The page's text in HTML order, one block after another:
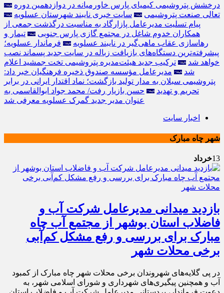
درخشش پتروشیمی کیمیای پارس خاورمیانه در دوازدهمین دوره
تعالی صنعت پتروشیمی
سایت خبری نایبند شهرستان عسلویه
پیام تسلیت مدیرعامل پازارگاد به مناسبت درگذشت جمعی از
همکاران خدوم شاغل در مجتمع گازی پارس جنوبی
تیمار و
رهاسازی عقاب ماهی‌گیر در نایبند عسلویه
فرماندار عسلویه؛
پیشرفته‌ترین دستگاه‌های بازیافت زباله در سایت جدید پسماند نصب
خواهد شد
ترکیب جدید هیئت‌مدیره پتروشیمی تخت جمشید اعلام
شد
مدیرعامل مؤسسه صندوق ذخیره فرهنگیان خبر داد:
پتروشیمی سبلان به مدار تولید بازگشت؛ نماد اقتدار ایرانی در برابر
تحریم و تهدید
حسن بازیار رفت/ محمد جواد ابوالقاسمی به
عنوان مدیر جدید گمرک عسلویه معرفی شد
اخبار سایت
شهر چاه مبارک
13خرداد
بازدید میدانی مدیرعامل شرکت آب و
فاضلاب استان بوشهر از مجتمع آب چاه
مبارک برای بررسی و رفع مشکل کم‌آبی
برخی محلات شهر
در پی گلایه‌های شهروندان برخی محلات شهر چاه مبارک از کمبود
آب و همچنین پیگیری‌های شهرداری و شورای اسلامی شهر، به